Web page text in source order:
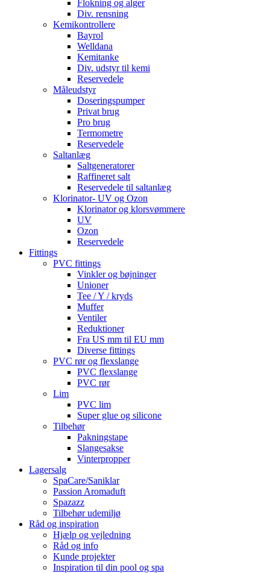
Flokning og alger
Div. rensning
Kemikontrollere
Bayrol
Welldana
Kemitanke
Div. udstyr til kemi
Reservedele
Måleudstyr
Doseringspumper
Privat brug
Pro brug
Termometre
Reservedele
Saltanlæg
Saltgeneratorer
Raffineret salt
Reservedele til saltanlæg
Klorinator- UV og Ozon
Klorinator og klorsvømmere
UV
Ozon
Reservedele
Fittings
PVC fittings
Vinkler og bøjninger
Unioner
Tee / Y / kryds
Muffer
Ventiler
Reduktioner
Fra US mm til EU mm
Diverse fittings
PVC rør og flexslange
PVC flexslange
PVC rør
Lim
PVC lim
Super glue og silicone
Tilbehør
Pakningstape
Slangesakse
Vinterpropper
Lagersalg
SpaCare/Saniklar
Passion Aromaduft
Spazazz
Tilbehør udemiljø
Råd og inspiration
Hjælp og vejledning
Råd og info
Kunde projekter
Inspiration til din pool og spa